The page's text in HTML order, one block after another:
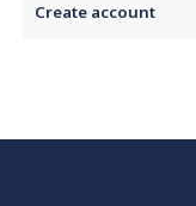
Create account